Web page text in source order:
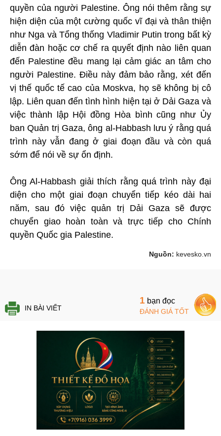
quyền của người Palestine. Ông nói thêm rằng sự
hiện diện của một cường quốc vĩ đại và thân thiện
như Nga và Tổng thống Vladimir Putin trong bất kỳ
diễn đàn hoặc cơ chế ra quyết định nào liên quan
đến Palestine đều mang lại cảm giác an tâm cho
người Palestine. Điều này đảm bảo rằng, xét đến
vị thế quốc tế cao của Moskva, họ sẽ không bị cô
lập. Liên quan đến tình hình hiện tại ở Dải Gaza và
việc thành lập Hội đồng Hòa bình cũng như Ủy
ban Quản trị Gaza, ông al-Habbash lưu ý rằng quá
trình này vẫn đang ở giai đoạn đầu và còn quá
sớm để nói về sự ổn định.
Ông Al-Habbash giải thích rằng quá trình này đại
diện cho một giai đoạn chuyển tiếp kéo dài hai
năm, sau đó việc quản trị Dải Gaza sẽ được
chuyển giao hoàn toàn và trực tiếp cho Chính
quyền Quốc gia Palestine.
Nguồn: kevesko.vn
IN BÀI VIẾT
1 bạn đọc
ĐÁNH GIÁ TỐT